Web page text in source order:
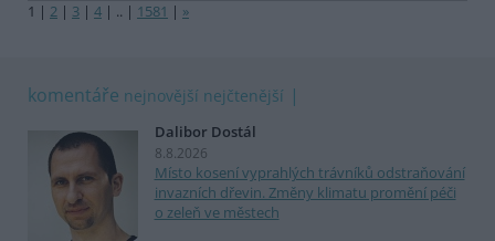
1 | 2 | 3 | 4 | .. | 1581 | »
komentáře nejnovější nejčtenější
Dalibor Dostál
8.8.2026
Místo kosení vyprahlých trávníků odstraňování
invazních dřevin. Změny klimatu promění péči
o zeleň ve městech